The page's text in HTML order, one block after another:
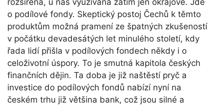
o podílové fondy. Skeptický postoj Čechů k těmto
produktům možná pramení ze špatných zkušeností
v počátku devadesátých let minulého století, kdy
řada lidí přišla v podílových fondech někdy i o
celoživotní úspory. To je smutná kapitola českých
finančních dějin. Ta doba je již naštěstí pryč a
investice do podílových fondů nabízí nyní na
českém trhu již většina bank, což jsou silné a